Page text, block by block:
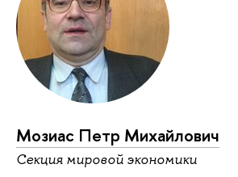
Мозиас Петр Михайлович
Секция мировой экономики